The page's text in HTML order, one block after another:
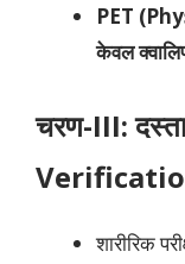
PET
केवल
चरण-III:
शारीरिक